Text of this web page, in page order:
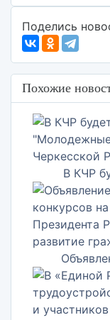
Поделись
Похожие
В КЧР